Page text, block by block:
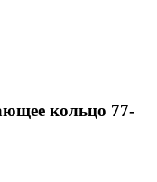
кольцо 77-